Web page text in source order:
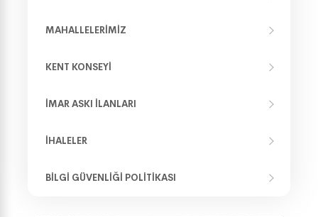
MAHALLELERIMIZ
KENT KONSEYI
İMAR ASKI İLANLARI
İHALELER
BILGI GÜVENLIĞI POLITIKASI